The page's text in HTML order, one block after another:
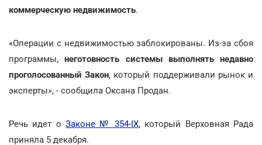
коммерческую недвижимость.
«Операции с недвижимостью заблокированы. Из-за сбоя
программы,неготовность системы выполнять недавно
проголосованный Закон, который поддерживали рынок и
эксперты», - сообщила Оксана Продан.
Речь идет о Законе № 354-IX, который Верховная Рада
приняла 5 декабря.